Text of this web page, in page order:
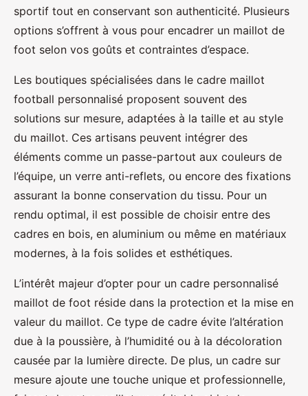
sportif tout en conservant son authenticité. Plusieurs
options s’offrent à vous pour encadrer un maillot de
foot selon vos goûts et contraintes d’espace.
Les boutiques spécialisées dans le cadre maillot
football personnalisé proposent souvent des
solutions sur mesure, adaptées à la taille et au style
du maillot. Ces artisans peuvent intégrer des
éléments comme un passe-partout aux couleurs de
l’équipe, un verre anti-reflets, ou encore des fixations
assurant la bonne conservation du tissu. Pour un
rendu optimal, il est possible de choisir entre des
cadres en bois, en aluminium ou même en matériaux
modernes, à la fois solides et esthétiques.
L’intérêt majeur d’opter pour un cadre personnalisé
maillot de foot réside dans la protection et la mise en
valeur du maillot. Ce type de cadre évite l’altération
due à la poussière, à l’humidité ou à la décoloration
causée par la lumière directe. De plus, un cadre sur
mesure ajoute une touche unique et professionnelle,